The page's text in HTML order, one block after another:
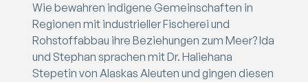
Wie bewahren indigene Gemeinschaften in
Regionen mit industrieller Fischerei und
Rohstoffabbau ihre Beziehungen zum Meer? Ida
und Stephan sprachen mit Dr. Haliehana
Stepetin von Alaskas Aleuten und gingen diesen